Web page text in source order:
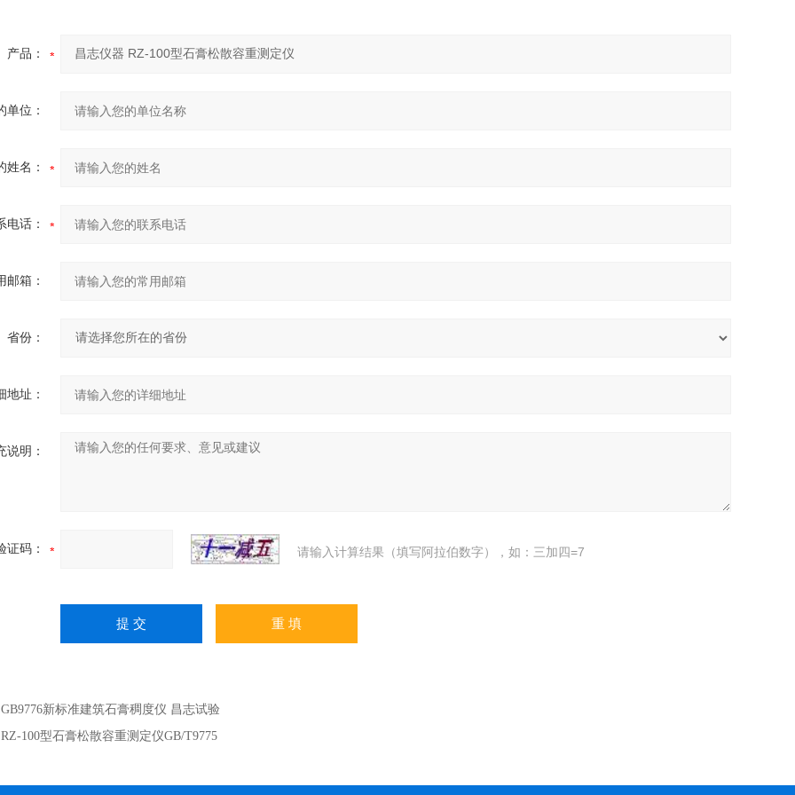
产品：
单位：
姓名：
电话：
邮箱：
省份：
地址：
说明：
证码： 请输入计算结果（填写阿拉伯数字），如：三加四=7
GB9776新标准建筑石膏稠度仪 昌志试验
RZ-100型石膏松散容重测定仪GB/T9775